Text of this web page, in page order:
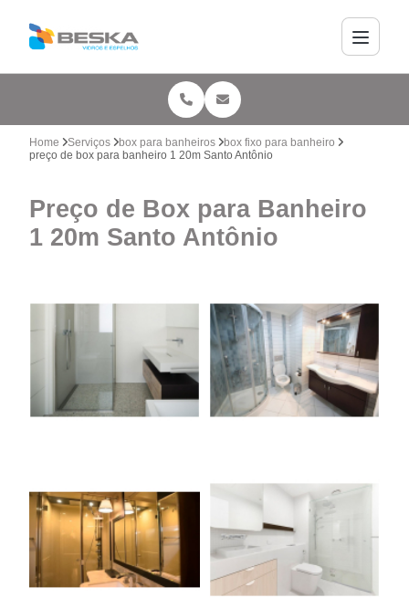
Home Serviços box para banheiros
box fixo para banheiro
preço de box para banheiro 1 20m Santo Antônio
Preço de Box para Banheiro
1 20m Santo Antônio